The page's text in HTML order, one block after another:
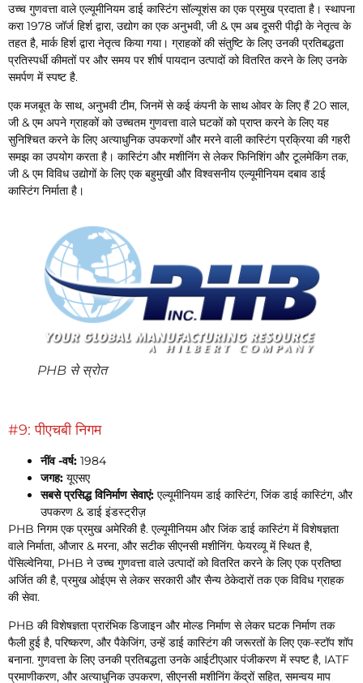
उच्च गुणवत्ता वाले एल्यूमीनियम डाई कास्टिंग सॉल्यूशंस का एक प्रमुख प्रदाता है। स्थापना
करा 1978 जॉर्ज हिर्श द्वारा, उद्योग का एक अनुभवी, जी & एम अब दूसरी पीढ़ी के नेतृत्व के
तहत है, मार्क हिर्श द्वारा नेतृत्व किया गया। ग्राहकों की संतुष्टि के लिए उनकी प्रतिबद्धता
प्रतिस्पर्धी कीमतों पर और समय पर शीर्ष पायदान उत्पादों को वितरित करने के लिए उनके
समर्पण में स्पष्ट है.
एक मजबूत के साथ, अनुभवी टीम, जिनमें से कई कंपनी के साथ ओवर के लिए हैं 20 साल,
जी & एम अपने ग्राहकों को उच्चतम गुणवत्ता वाले घटकों को प्राप्त करने के लिए यह
सुनिश्चित करने के लिए अत्याधुनिक उपकरणों और मरने वाली कास्टिंग प्रक्रिया की गहरी
समझ का उपयोग करता है। कास्टिंग और मशीनिंग से लेकर फिनिशिंग और टूलमेकिंग तक,
जी & एम विविध उद्योगों के लिए एक बहुमुखी और विश्वसनीय एल्यूमीनियम दबाव डाई
कास्टिंग निर्माता है।
PHB से स्रोत
#9: पीएचबी निगम
नींव -वर्ष: 1984
जगह: यूएसए
सबसे प्रसिद्ध विनिर्माण सेवाएं: एल्यूमीनियम डाई कास्टिंग, जिंक डाई कास्टिंग, और
उपकरण & डाई इंडस्ट्रीज़
PHB निगम एक प्रमुख अमेरिकी है. एल्यूमीनियम और जिंक डाई कास्टिंग में विशेषज्ञता
वाले निर्माता, औजार & मरना, और सटीक सीएनसी मशीनिंग. फेयरव्यू में स्थित है,
पेंसिल्वेनिया, PHB ने उच्च गुणवत्ता वाले उत्पादों को वितरित करने के लिए एक प्रतिष्ठा
अर्जित की है, प्रमुख ओईएम से लेकर सरकारी और सैन्य ठेकेदारों तक एक विविध ग्राहक
की सेवा.
PHB की विशेषज्ञता प्रारंभिक डिजाइन और मोल्ड निर्माण से लेकर घटक निर्माण तक
फैली हुई है, परिष्करण, और पैकेजिंग, उन्हें डाई कास्टिंग की जरूरतों के लिए एक-स्टॉप शॉप
बनाना. गुणवत्ता के लिए उनकी प्रतिबद्धता उनके आईटीएआर पंजीकरण में स्पष्ट है, IATF
प्रमाणीकरण, और अत्याधुनिक उपकरण, सीएनसी मशीनिंग केंद्रों सहित, समन्वय माप